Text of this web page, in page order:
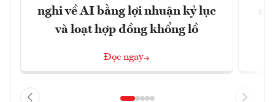
nghi về AI bằng lợi nhuận kỷ lục
và loạt hợp đồng khổng lồ
Đọc ngay